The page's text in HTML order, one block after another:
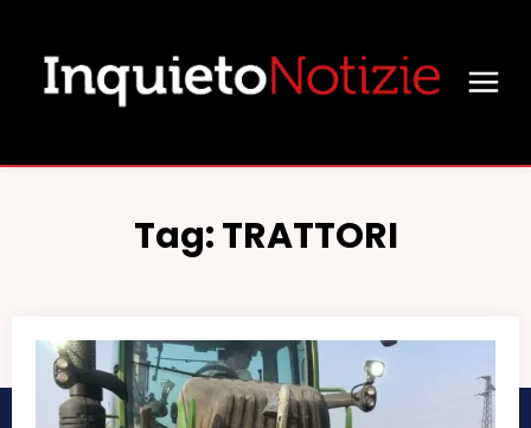
Tag:TRATTORI